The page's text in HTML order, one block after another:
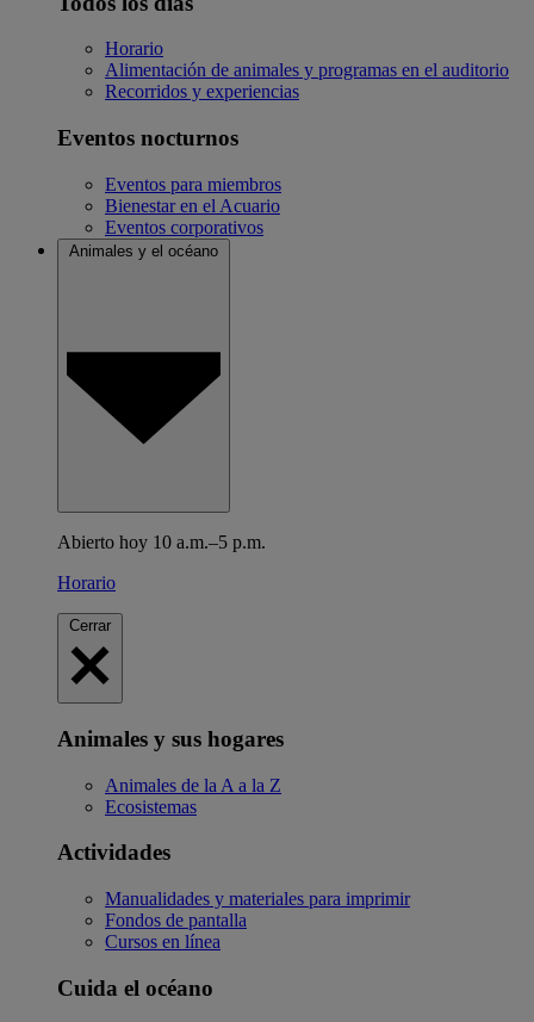
Horario
Alimentación de animales y programas en el auditorio
Recorridos y experiencias
Eventos nocturnos
Eventos para miembros
Bienestar en el Acuario
Eventos corporativos
Animales y el océano
Abierto hoy 10 a.m.–5 p.m.
Horario
Cerrar
Animales y sus hogares
Animales de la A a la Z
Ecosistemas
Actividades
Manualidades y materiales para imprimir
Fondos de pantalla
Cursos en línea
Cuida el océano